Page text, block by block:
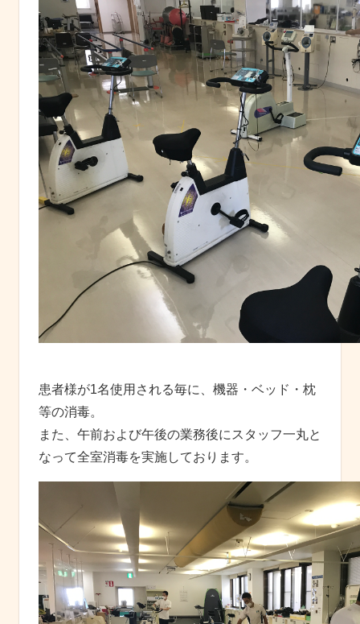
患者様が1名使用される毎に、機器・ベッド・枕
等の消毒。
また、午前および午後の業務後にスタッフ一丸と
なって全室消毒を実施しております。